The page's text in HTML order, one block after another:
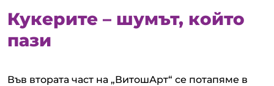
Кукерите – шумът, който
пази
Във втората част на „ВитошАрт“ се потапяме в